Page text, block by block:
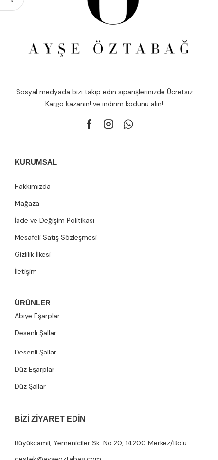
Sosyal medyada bizi takip edin siparişlerinizde Ücretsiz
Kargo kazanın! ve indirim kodunu alın!
KURUMSAL
Hakkımızda
Mağaza
İade ve Değişim Politikası
Mesafeli Satış Sözleşmesi
Gizlilik İlkesi
İletişim
ÜRÜNLER
Abiye Eşarplar
Desenli Şallar
Desenli Şallar
Düz Eşarplar
Düz Şallar
BIZI ZIYARET EDIN
Büyükcamii, Yemeniciler Sk. No:20, 14200 Merkez/Bolu